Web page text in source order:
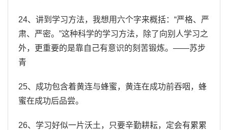
24、讲到学习方法，我想用六个字来概括：“严格、严
肃、严密。”这种科学的学习方法，除了向别人学习之
外，更重要的是靠自己有意识的刻苦锻炼。——苏步
青
25、成功包含着黄连与蜂蜜，黄连在成功前吞咽，蜂
蜜在成功后品尝。
26、学习好似一片沃土，只要辛勤耕耘，定会有累累